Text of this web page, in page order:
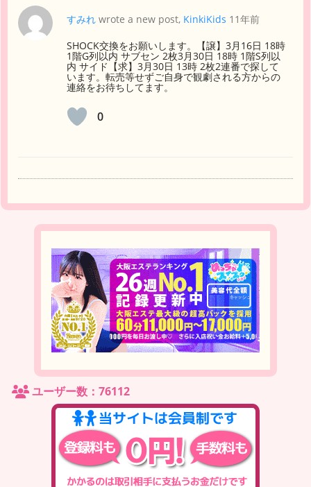
すみれ wrote a new post, KinkiKids 11年前
SHOCK交換をお願いします。【譲】3月16日 18時
1階G列以内 サブセン 2枚3月30日 18時 1階S列以
内 サイド【求】3月30日 13時 2枚2連番で探して
います。転売等せずご自身で観劇される方からの
連絡をお待ちしてます。
0
ユーザー数：76112